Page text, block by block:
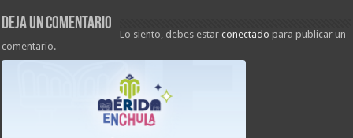
Deja un comentario
Lo siento, debes estarconectado para publicar un
comentario.